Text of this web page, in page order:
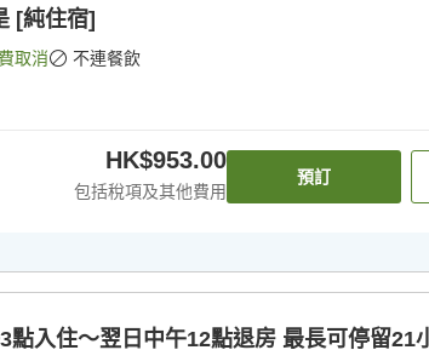
[純住宿]
取消 不連餐飲
HK$953.00
包括稅項及其他費用
預訂
點入住〜翌日中午12點退房 最長可停留21